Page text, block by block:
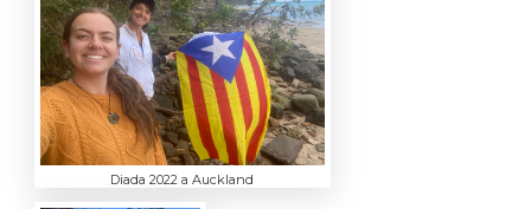
Diada 2022 a Auckland